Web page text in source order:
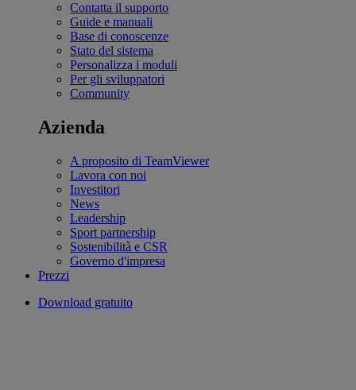
Contatta il supporto
Guide e manuali
Base di conoscenze
Stato del sistema
Personalizza i moduli
Per gli sviluppatori
Community
Azienda
A proposito di TeamViewer
Lavora con noi
Investitori
News
Leadership
Sport partnership
Sostenibilità e CSR
Governo d'impresa
Prezzi
Download gratuito